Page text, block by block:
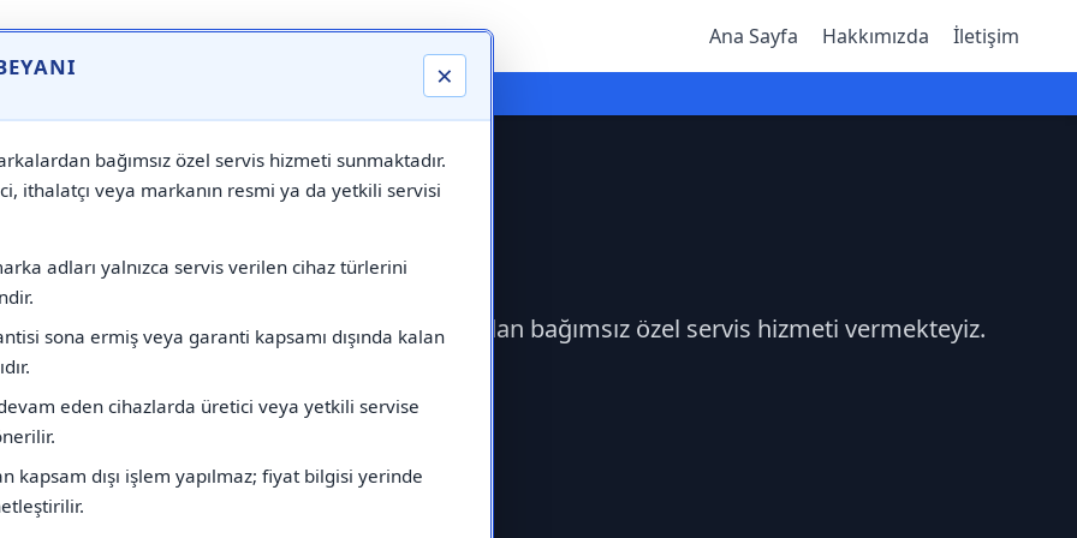
×
bağımsız özel servis hizmeti sunmaktadır.
ithalatçı veya markanın resmi ya da yetkili servisi
adları yalnızca servis verilen cihaz türlerini
sona ermiş veya garanti kapsamı dışında kalan
eden cihazlarda üretici veya yetkili servise
kapsam dışı işlem yapılmaz; fiyat bilgisi yerinde
Ana Sayfa Hakkımızda İletişim
⚠️ Markadan Bağımsız "Özel Servis" Hizmeti
İmmergas Servisi çağırabilirsiniz.Markadan bağımsız özel servis hizmeti vermekteyiz.